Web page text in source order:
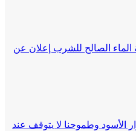
الصالح للشرب إعلان عن
وطموحنا لا يتوقف عند